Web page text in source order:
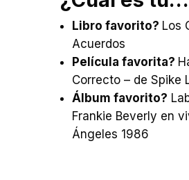
Libro favorito? Los
Acuerdos
Película favorita?
Correcto – de Spike
Álbum favorito?
Frankie Beverly en
Ángeles 1986